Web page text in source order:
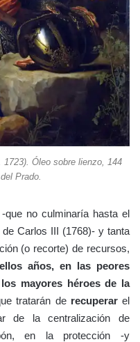
Óleo sobre lienzo, 144
Prado.
que no culminaría hasta el
Carlos III (1768)- y tanta
(o recorte) de recursos,
años, en las peores
mayores héroes de la
tratarán de recuperarel
de la centralización de
en la protección -y